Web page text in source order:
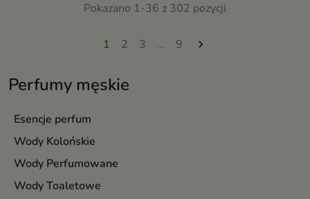
Perfumy męskie
Esencje perfum
Wody Kolońskie
Wody Perfumowane
Wody Toaletowe
Pokazano 1-36 z 302 pozycji
1 2 3 … 9 